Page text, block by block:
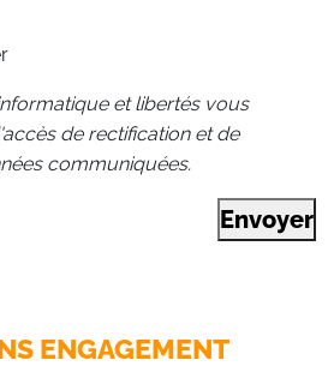
et libertés vous
de rectification et de
communiquées.
Envoyer
ENGAGEMENT